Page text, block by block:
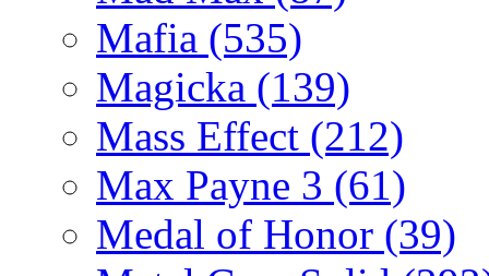
Mafia (535)
Magicka (139)
Mass Effect (212)
Max Payne 3 (61)
Medal of Honor (39)